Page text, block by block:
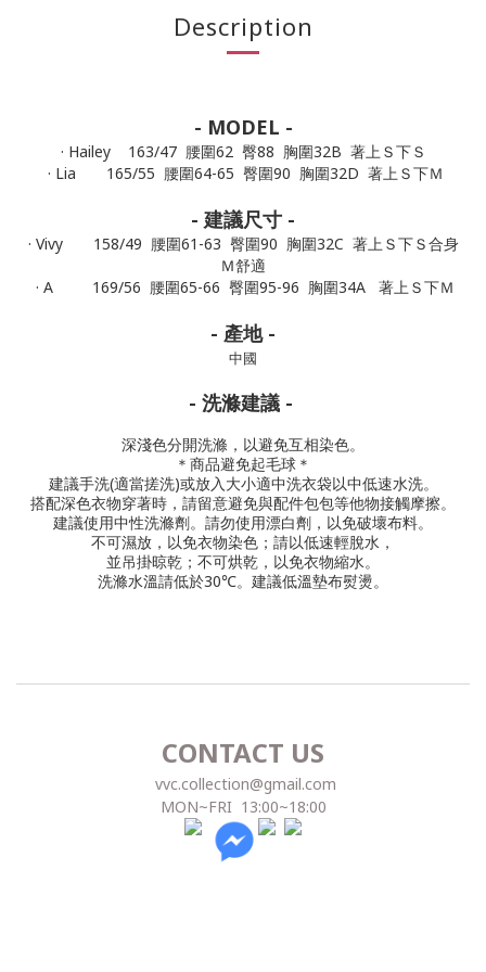
Description
- MODEL -
· Hailey 163/47 腰圍62 臀88 胸圍32B 著上Ｓ下Ｓ
· Lia 165/55 腰圍64-65 臀圍90 胸圍32D 著上Ｓ下Ｍ
- 建議尺寸 -
· Vivy 158/49 腰圍61-63 臀圍90 胸圍32C 著上Ｓ下Ｓ合身
Ｍ舒適
· A 169/56 腰圍65-66 臀圍95-96 胸圍34A 著上Ｓ下Ｍ
- 產地 -
中國
- 洗滌建議 -
深淺色分開洗滌，以避免互相染色。
＊商品避免起毛球＊
建議手洗(適當搓洗)或放入大小適中洗衣袋以中低速水洗。
搭配深色衣物穿著時，請留意避免與配件包包等他物接觸摩擦。
建議使用中性洗滌劑。 請勿使用漂白劑，以免破壞布料。
不可濕放，以免衣物染色；請以低速輕脫水，
並吊掛晾乾；不可烘乾，以免衣物縮水。
洗滌水溫請低於30℃。 建議低溫墊布熨燙。
CONTACT US
vvc.collection@gmail.com
MON~FRI 13:00~18:00